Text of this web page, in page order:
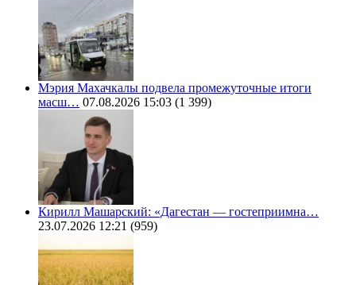
Мэрия Махачкалы подвела промежуточные итоги
масш… 07.08.2026 15:03 (1 399)
Кирилл Машарский: «Дагестан — гостеприимна…
23.07.2026 12:21 (959)